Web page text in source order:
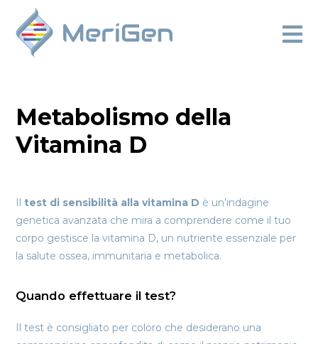
Metabolismo della
Vitamina D
Il test di sensibilità alla vitamina D è un’indagine
genetica avanzata che mira a comprendere come il tuo
corpo gestisce la vitamina D, un nutriente essenziale per
la salute ossea, immunitaria e metabolica.
Quando effettuare il test?
Il test è consigliato per coloro che desiderano una